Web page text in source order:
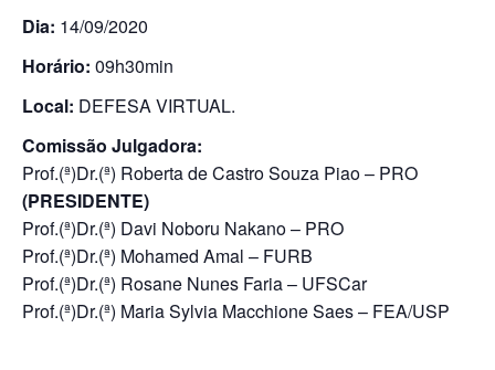
Dia: 14/09/2020
Horário: 09h30min
Local: DEFESA VIRTUAL.
Comissão Julgadora:
Prof.(ª)Dr.(ª) Roberta de Castro Souza Piao – PRO
(PRESIDENTE)
Prof.(ª)Dr.(ª) Davi Noboru Nakano – PRO
Prof.(ª)Dr.(ª) Mohamed Amal – FURB
Prof.(ª)Dr.(ª) Rosane Nunes Faria – UFSCar
Prof.(ª)Dr.(ª) Maria Sylvia Macchione Saes – FEA/USP